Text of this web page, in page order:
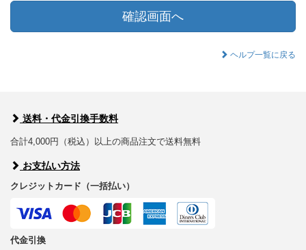
確認画面へ
ヘルプ一覧に戻る
送料・代金引換手数料
合計4,000円（税込）以上の商品注文で送料無料
お支払い方法
クレジットカード（一括払い）
代金引換